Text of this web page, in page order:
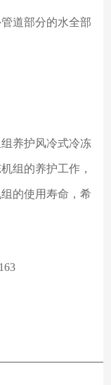
道部分的水全部
养护风冷式冷冻
组的养护工作，
的使用寿命，希